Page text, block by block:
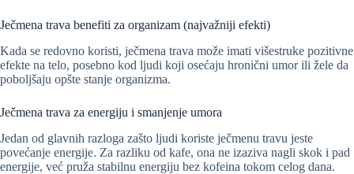
Ječmena trava benefiti za organizam (najvažniji efekti)
Kada se redovno koristi, ječmena trava može imati višestruke pozitivne
efekte na telo, posebno kod ljudi koji osećaju hronični umor ili žele da
poboljšaju opšte stanje organizma.
Ječmena trava za energiju i smanjenje umora
Jedan od glavnih razloga zašto ljudi koriste ječmenu travu jeste
povećanje energije. Za razliku od kafe, ona ne izaziva nagli skok i pad
energije, već pruža stabilnu energiju bez kofeina tokom celog dana.